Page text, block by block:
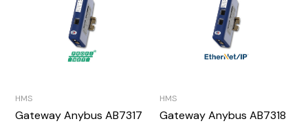
HMS
Gateway Anybus AB7317
HMS
Gateway Anybus AB7318